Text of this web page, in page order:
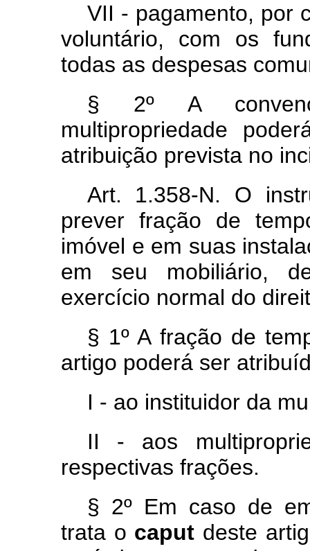
VII - pagamento, por
voluntário, com os
todas as despesas
§ 2º A
multipropriedade
atribuição prevista no
Art. 1.358-N. O
prever fração de
imóvel e em suas
em seu mobiliário,
exercício normal do
§ 1º A fração de
artigo poderá ser
I - ao instituidor da
II - aos
respectivas frações.
§ 2º Em caso de
trata o caput deste